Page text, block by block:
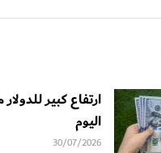
ارتفاع كبير
اليوم
30/07/2026